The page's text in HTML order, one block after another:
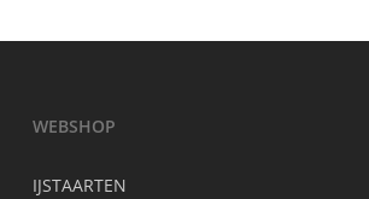
WEBSHOP
IJSTAARTEN